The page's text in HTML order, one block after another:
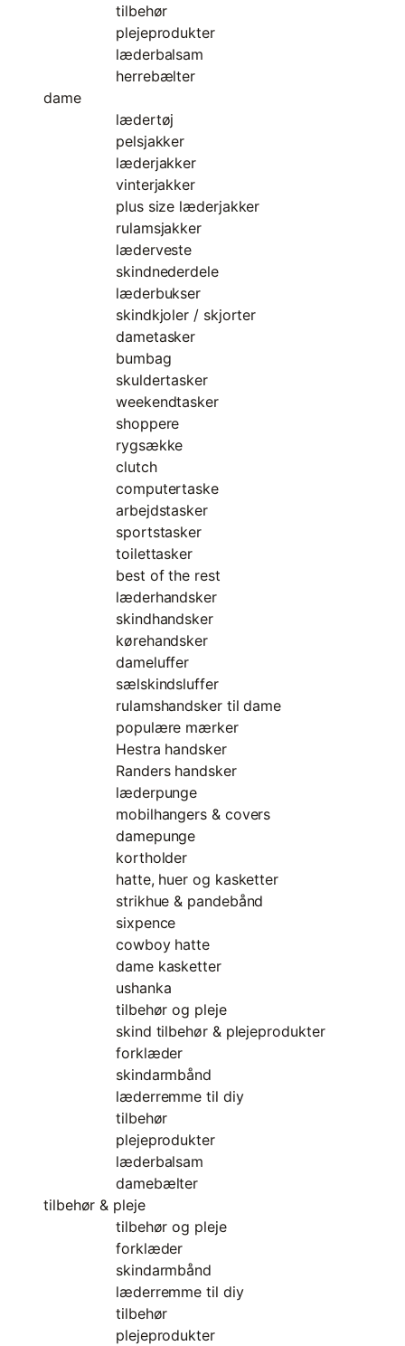
tilbehør
plejeprodukter
læderbalsam
herrebælter
dame
lædertøj
pelsjakker
læderjakker
vinterjakker
plus size læderjakker
rulamsjakker
læderveste
skindnederdele
læderbukser
skindkjoler / skjorter
dametasker
bumbag
skuldertasker
weekendtasker
shoppere
rygsække
clutch
computertaske
arbejdstasker
sportstasker
toilettasker
best of the rest
læderhandsker
skindhandsker
kørehandsker
dameluffer
sælskindsluffer
rulamshandsker til dame
populære mærker
Hestra handsker
Randers handsker
læderpunge
mobilhangers & covers
damepunge
kortholder
hatte, huer og kasketter
strikhue & pandebånd
sixpence
cowboy hatte
dame kasketter
ushanka
tilbehør og pleje
skind tilbehør & plejeprodukter
forklæder
skindarmbånd
læderremme til diy
tilbehør
plejeprodukter
læderbalsam
damebælter
tilbehør & pleje
tilbehør og pleje
forklæder
skindarmbånd
læderremme til diy
tilbehør
plejeprodukter